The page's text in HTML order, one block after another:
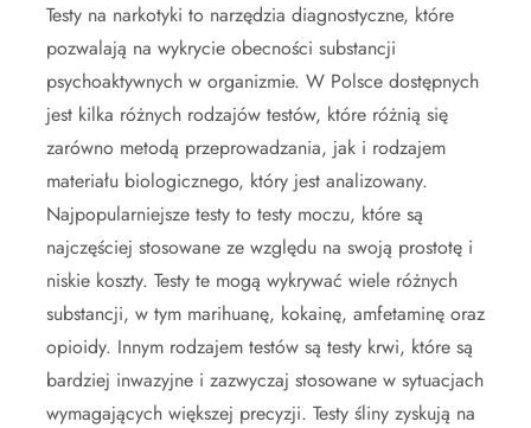
Testy na narkotyki to narzędzia diagnostyczne, które
pozwalają na wykrycie obecności substancji
psychoaktywnych w organizmie. W Polsce dostępnych
jest kilka różnych rodzajów testów, które różnią się
zarówno metodą przeprowadzania, jak i rodzajem
materiału biologicznego, który jest analizowany.
Najpopularniejsze testy to testy moczu, które są
najczęściej stosowane ze względu na swoją prostotę i
niskie koszty. Testy te mogą wykrywać wiele różnych
substancji, w tym marihuanę, kokainę, amfetaminę oraz
opioidy. Innym rodzajem testów są testy krwi, które są
bardziej inwazyjne i zazwyczaj stosowane w sytuacjach
wymagających większej precyzji. Testy śliny zyskują na